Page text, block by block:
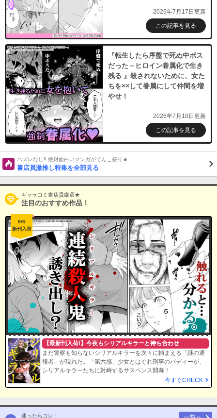
2026年7月17日更新
この記事を見る
『転生したら序盤で死ぬ中ボス
だった－ヒロイン眷属化で生き
残る 』殺されないために、女た
ちを××して眷属にして仲間を増
やせ！
2026年7月10日更新
この記事を見る
ハズレなし!! 絶対面白いマンガがてんこ盛り★
書店員激推し特集を全部見る
ギャラコミ書店員厳選★
注目のおすすめ作品！
8/6
新刊入荷
【最新刊入荷!】今夜もシリアルキラーと待ち合わせ
まだ警察も知らないシリアルキラーを次々に捕まえる「謎の通
報者」が現れた。「第六感」少女とはぐれ刑事のバディーが、
シリアルキラーたちに対峙するサスペンス開幕！
今すぐCHECK
迷ったらコレ！